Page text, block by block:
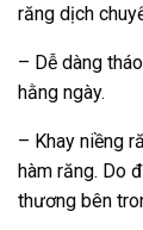
răng dịch
– Dễ dàng
hằng ngày.
– Khay niềng
hàm răng. Do
thương bên